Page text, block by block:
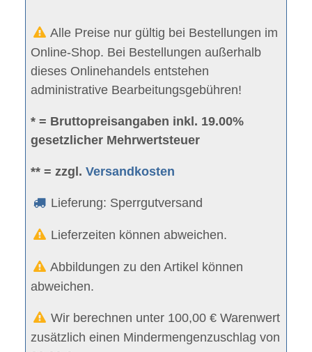
Alle Preise nur gültig bei Bestellungen im
Online-Shop. Bei Bestellungen außerhalb
dieses Onlinehandels entstehen
administrative Bearbeitungsgebühren!
* = Bruttopreisangaben inkl. 19.00%
gesetzlicher Mehrwertsteuer
** = zzgl.Versandkosten
Lieferung: Sperrgutversand
Lieferzeiten können abweichen.
Abbildungen zu den Artikel können
abweichen.
Wir berechnen unter 100,00 € Warenwert
zusätzlich einen Mindermengenzuschlag von